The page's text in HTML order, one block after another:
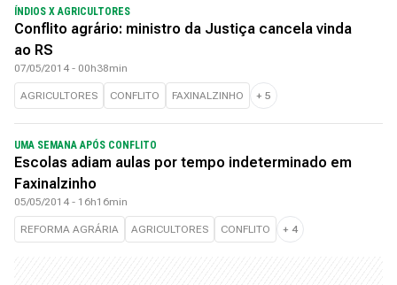
ÍNDIOS X AGRICULTORES
Conflito agrário: ministro da Justiça cancela vinda
ao RS
07/05/2014 - 00h38min
AGRICULTORES CONFLITO FAXINALZINHO + 5
UMA SEMANA APÓS CONFLITO
Escolas adiam aulas por tempo indeterminado em
Faxinalzinho
05/05/2014 - 16h16min
REFORMA AGRÁRIA AGRICULTORES CONFLITO + 4